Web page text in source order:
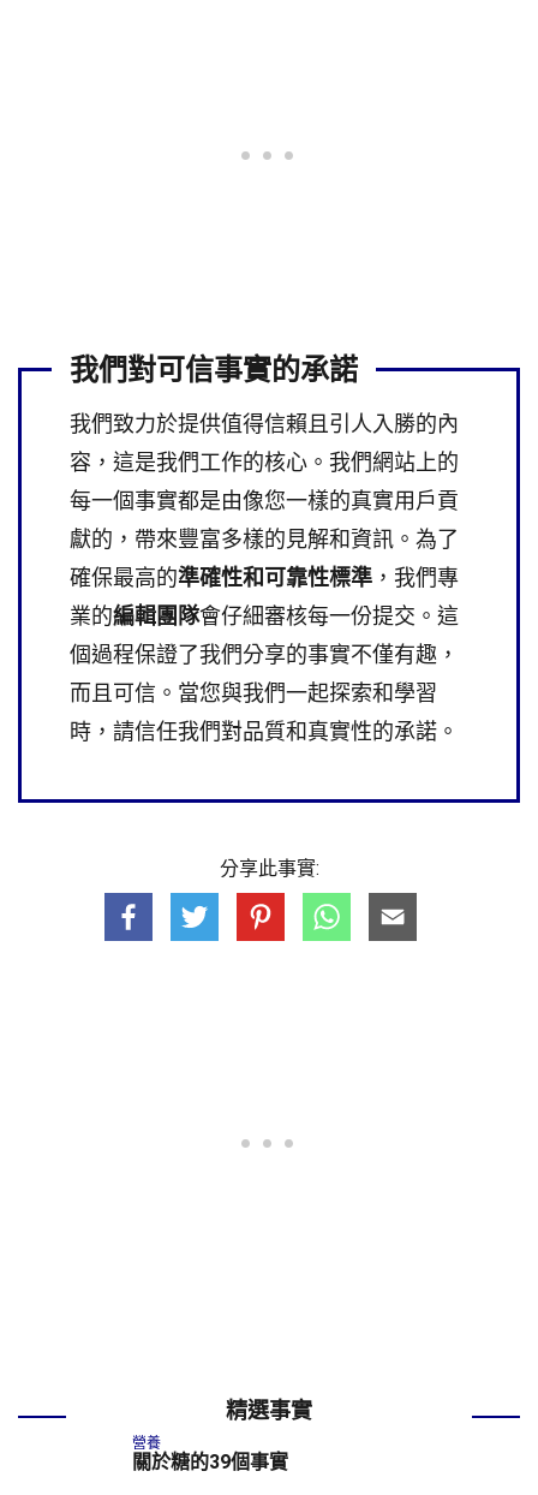
我們對可信事實的承諾
我們致力於提供值得信賴且引人入勝的內
容，這是我們工作的核心。我們網站上的
每一個事實都是由像您一樣的真實用戶貢
獻的，帶來豐富多樣的見解和資訊。為了
確保最高的準確性和可靠性標準 ，我們專
業的編輯團隊會仔細審核每一份提交。這
個過程保證了我們分享的事實不僅有趣，
而且可信。當您與我們一起探索和學習
時，請信任我們對品質和真實性的承諾。
分享此事實:
精選事實
營養
關於糖的39個事實